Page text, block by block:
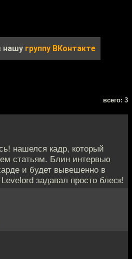
нашу группу ВКонтакте
всего: 3
нашелся кадр, который
статьям. Блин интервью
и будет вывешенно в
задавал просто блеск!